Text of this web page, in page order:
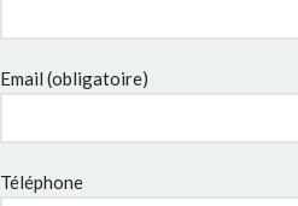
Email (obligatoire)
Téléphone